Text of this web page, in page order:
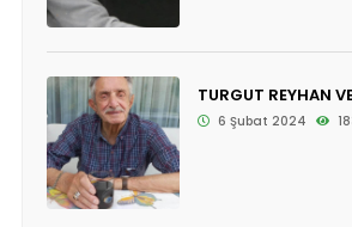
TURGUT REYHAN
6 Şubat 2024